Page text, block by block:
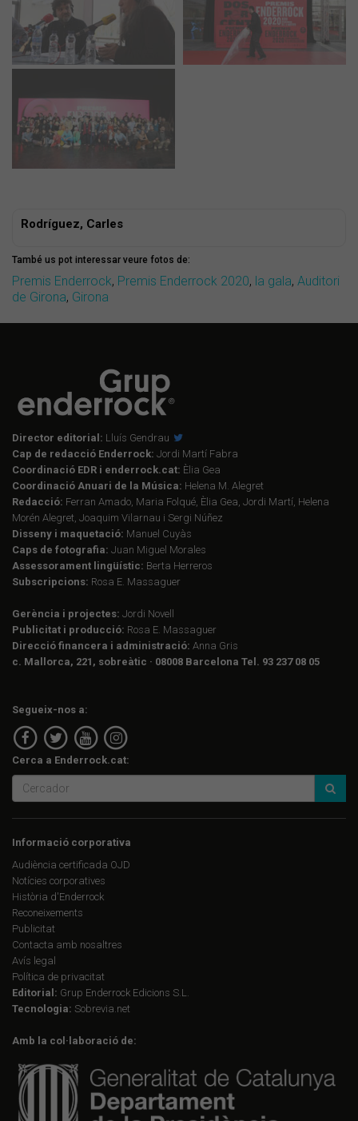
Rodríguez, Carles
També us pot interessar veure fotos de:
Premis Enderrock, Premis Enderrock 2020, la gala, Auditori
de Girona, Girona
Director editorial: Lluís Gendrau
Cap de redacció Enderrock: Jordi Martí Fabra
Coordinació EDR i enderrock.cat: Èlia Gea
Coordinació Anuari de la Música: Helena M. Alegret
Redacció: Ferran Amado, Maria Folqué, Èlia Gea, Jordi Martí, Helena
Morén Alegret, Joaquim Vilarnau i Sergi Núñez
Disseny i maquetació: Manuel Cuyàs
Caps de fotografia: Juan Miguel Morales
Assessorament lingüístic: Berta Herreros
Subscripcions: Rosa E. Massaguer
Gerència i projectes: Jordi Novell
Publicitat i producció: Rosa E. Massaguer
Direcció financera i administració: Anna Gris
c. Mallorca, 221, sobreàtic · 08008 Barcelona Tel. 93 237 08 05
Segueix-nos a:
Cerca a Enderrock.cat:
Informació corporativa
Audiència certificada OJD
Notícies corporatives
Història d'Enderrock
Reconeixements
Publicitat
Contacta amb nosaltres
Avís legal
Política de privacitat
Editorial: Grup Enderrock Edicions S.L.
Tecnologia: Sobrevia.net
Amb la col·laboració de: